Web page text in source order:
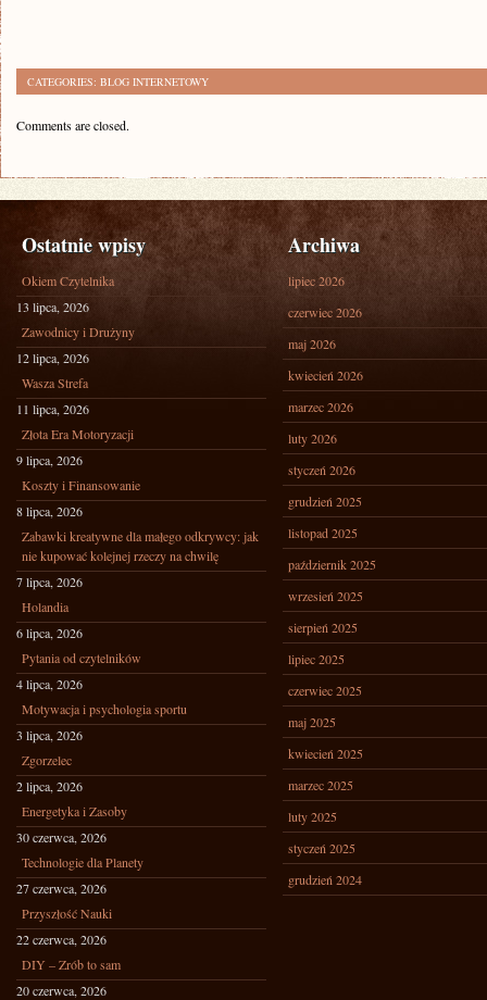
CATEGORIES: BLOG INTERNETOWY
Comments are closed.
Ostatnie wpisy
Okiem Czytelnika
13 lipca, 2026
Zawodnicy i Drużyny
12 lipca, 2026
Wasza Strefa
11 lipca, 2026
Złota Era Motoryzacji
9 lipca, 2026
Koszty i Finansowanie
8 lipca, 2026
Zabawki kreatywne dla małego odkrywcy: jak
nie kupować kolejnej rzeczy na chwilę
7 lipca, 2026
Holandia
6 lipca, 2026
Pytania od czytelników
4 lipca, 2026
Motywacja i psychologia sportu
3 lipca, 2026
Zgorzelec
2 lipca, 2026
Energetyka i Zasoby
30 czerwca, 2026
Technologie dla Planety
27 czerwca, 2026
Przyszłość Nauki
22 czerwca, 2026
DIY – Zrób to sam
20 czerwca, 2026
Archiwa
lipiec 2026
czerwiec 2026
maj 2026
kwiecień 2026
marzec 2026
luty 2026
styczeń 2026
grudzień 2025
listopad 2025
październik 2025
wrzesień 2025
sierpień 2025
lipiec 2025
czerwiec 2025
maj 2025
kwiecień 2025
marzec 2025
luty 2025
styczeń 2025
grudzień 2024